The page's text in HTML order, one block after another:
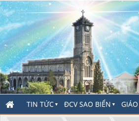
TIN TỨC ▼ ĐCV SAO BIỂN ▼